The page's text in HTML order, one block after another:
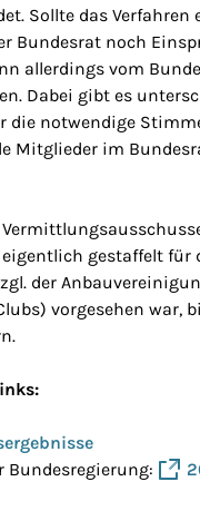
Sollte das Verfahren
Bundesrat noch
allerdings vom
Dabei gibt es
die notwendige
Mitglieder im
gestaffelt für
der
vorgesehen war,
Bundesregierung: